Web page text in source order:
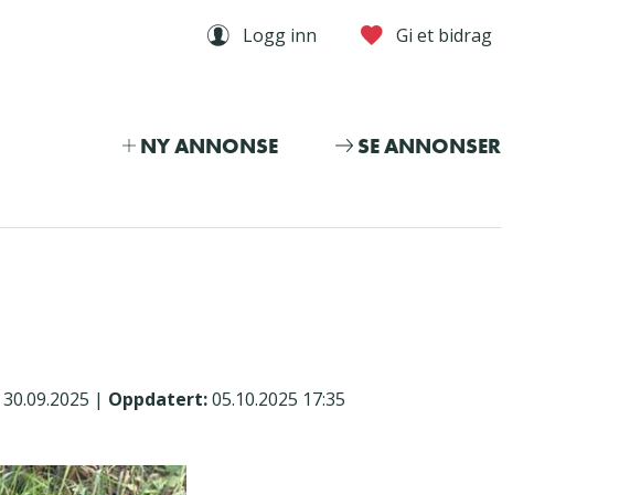
Logg inn Gi et bidrag
NY ANNONSE SE ANNONSER
30.09.2025 | Oppdatert:05.10.2025 17:35